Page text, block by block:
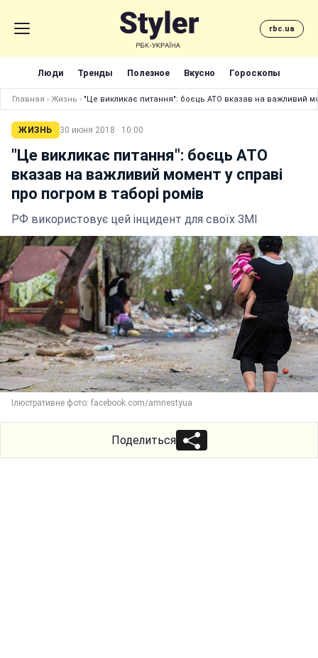
rbc.ua
Люди Тренды Полезное Вкусно Гороскопы
Главная › Жизнь › "Це викликає питання": боєць АТО вказав на важливий
ЖИЗНЬ 30 июня 2018 · 10:00
"Це викликає питання": боєць АТО
вказав на важливий момент у справі
про погром в таборі ромів
РФ використовує цей інцидент для своїх ЗМІ
Ілюстративне фото: facebook.com/amnestyua
Поделиться